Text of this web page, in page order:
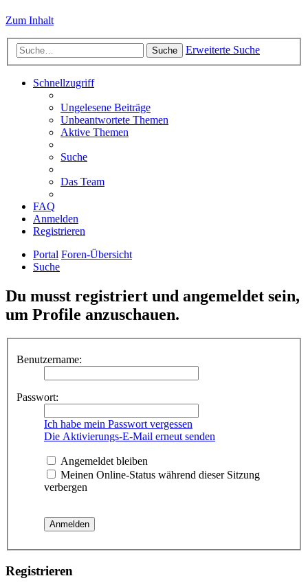
Zum Inhalt
Suche Erweiterte Suche
Schnellzugriff
Ungelesene Beiträge
Unbeantwortete Themen
Aktive Themen
Suche
Das Team
FAQ
Anmelden
Registrieren
Portal Foren-Übersicht
Suche
Du musst registriert und angemeldet sein,
um Profile anzuschauen.
Benutzername:
Passwort:
Ich habe mein Passwort vergessen
Die Aktivierungs-E-Mail erneut senden
Angemeldet bleiben
Meinen Online-Status während dieser Sitzung
verbergen
Registrieren